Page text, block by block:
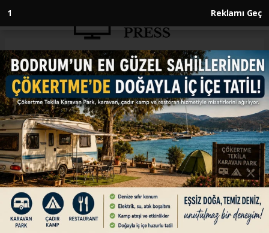
Anasayfa DÜNYA
Sierra Leone, bağımsızlığının 63.
yılını kutluyor
DÜNYA
27.04.2024 - 12:56, Güncelleme: 27.04.2024 - 12:56
Özgür bırakılan Afrikalı kölelerin kurduğu Sierra
Leone, 27 Nisan 1961'de İngilizlere karşı
kazandığı bağımsızlığın 63. yılını kutluyor.